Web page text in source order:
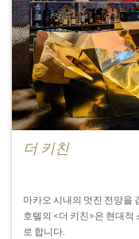
더 키친
마카오 시내의 멋진 전망을
호텔의 <더 키친>은 현대적
로 합니다.